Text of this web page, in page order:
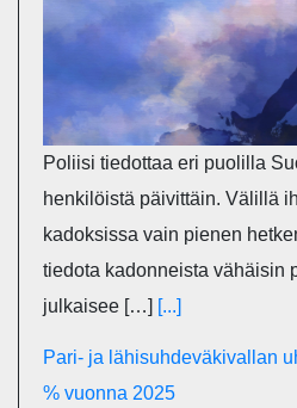
Poliisi tiedottaa eri puolilla
henkilöistä päivittäin. Välillä
kadoksissa vain pienen
tiedota kadonneista vähäisin
julkaisee […] [...]
Pari- ja lähisuhdeväkivallan
% vuonna 2025